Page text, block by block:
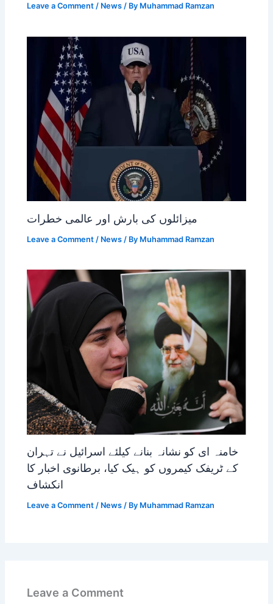
Leave a Comment / News / By Muhammad Ramzan
میزائلوں کی بارش اور عالمی خطرات
Leave a Comment / News / By Muhammad Ramzan
خامنہ ای کو نشانہ بنانے کیلئے اسرائیل نے تہران
کے ٹریفک کیمروں کو ہیک کیا، برطانوی اخبار کا
انکشاف
Leave a Comment / News / By Muhammad Ramzan
Leave a Comment